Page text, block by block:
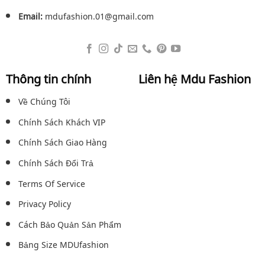
Email:mdufashion.01@gmail.com
Thông tin chính
Về Chúng Tôi
Chính Sách Khách VIP
Chính Sách Giao Hàng
Chính Sách Đổi Trả
Terms Of Service
Privacy Policy
Cách Bảo Quản Sản Phẩm
Bảng Size MDUfashion
Liên hệ Mdu Fashion